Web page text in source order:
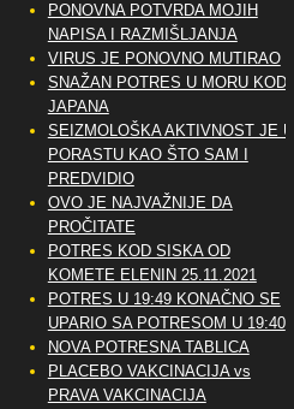
PONOVNA POTVRDA MOJIH
NAPISA I RAZMIŠLJANJA
VIRUS JE PONOVNO MUTIRAO
SNAŽAN POTRES U MORU KOD
JAPANA
SEIZMOLOŠKA AKTIVNOST JE U
PORASTU KAO ŠTO SAM I
PREDVIDIO
OVO JE NAJVAŽNIJE DA
PROČITATE
POTRES KOD SISKA OD
KOMETE ELENIN 25.11.2021
POTRES U 19:49 KONAČNO SE
UPARIO SA POTRESOM U 19:40
NOVA POTRESNA TABLICA
PLACEBO VAKCINACIJA vs
PRAVA VAKCINACIJA